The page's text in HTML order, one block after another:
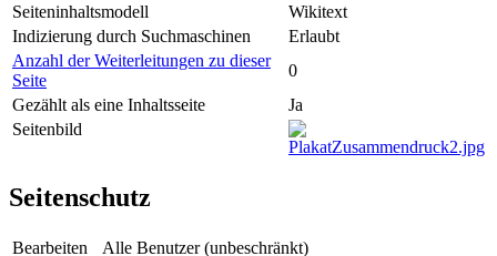
Seiteninhaltsmodell
Wikitext
Indizierung durch Suchmaschinen
Erlaubt
Anzahl der Weiterleitungen zu dieser
Seite
0
Gezählt als eine Inhaltsseite
Ja
Seitenbild
Seitenschutz
Bearbeiten
Alle Benutzer (unbeschränkt)